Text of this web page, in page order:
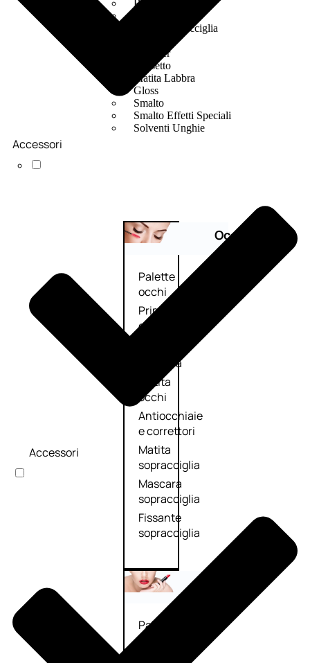
Bb E Cc Cream
Matita Sopracciglia
Eyeliner
Rossetto
Matita Labbra
Gloss
Smalto
Smalto Effetti Speciali
Solventi Unghie
Occhi
Palette
occhi
Primer
occhi
Mascara
Matita
occhi
Antiocchiaie
e correttori
Matita
sopracciglia
Mascara
sopracciglia
Fissante
sopracciglia
Palette
labbra
Accessori
Accessori